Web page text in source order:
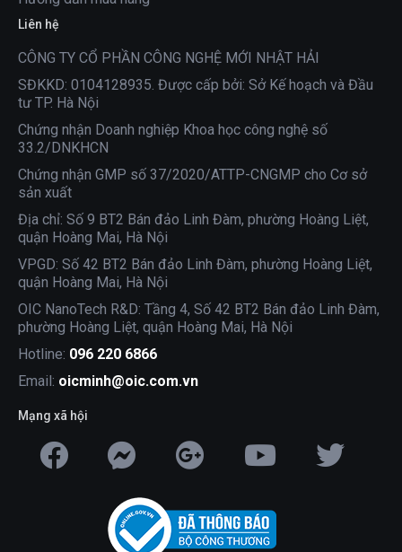
Liên hệ
CÔNG TY CỔ PHẦN CÔNG NGHỆ MỚI NHẬT HẢI
SĐKKD: 0104128935. Được cấp bởi: Sở Kế hoạch và Đầu
tư TP. Hà Nội
Chứng nhận Doanh nghiệp Khoa học công nghệ số
33.2/DNKHCN
Chứng nhận GMP số 37/2020/ATTP-CNGMP cho Cơ sở
sản xuất
Địa chỉ: Số 9 BT2 Bán đảo Linh Đàm, phường Hoàng Liệt,
quận Hoàng Mai, Hà Nội
VPGD: Số 42 BT2 Bán đảo Linh Đàm, phường Hoàng Liệt,
quận Hoàng Mai, Hà Nội
OIC NanoTech R&D: Tầng 4, Số 42 BT2 Bán đảo Linh Đàm,
phường Hoàng Liệt, quận Hoàng Mai, Hà Nội
Hotline: 096 220 6866
Email: oicminh@oic.com.vn
Mạng xã hội